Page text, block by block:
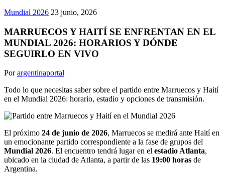
Mundial 2026 23 junio, 2026
MARRUECOS Y HAITÍ SE ENFRENTAN EN EL
MUNDIAL 2026: HORARIOS Y DÓNDE
SEGUIRLO EN VIVO
Porargentinaportal
Todo lo que necesitas saber sobre el partido entre Marruecos y Haití
en el Mundial 2026: horario, estadio y opciones de transmisión.
El próximo 24 de junio de 2026, Marruecos se medirá ante Haití en
un emocionante partido correspondiente a la fase de grupos del
Mundial 2026. El encuentro tendrá lugar en el estadio Atlanta,
ubicado en la ciudad de Atlanta, a partir de las 19:00 horas de
Argentina.